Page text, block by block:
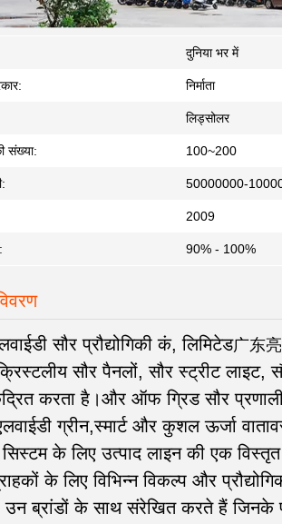
एक संदेश छोड़ें
दुनिया भर में
निर्माता
लिड्सोलर
संख्या: 100~200
50000000-
2009
90% - 100%
सौर प्रौद्योगिकी कं, लिमिटेड广东
सौर पैनलों, सौर स्ट्रीट
करता है।और ऑफ ग्रिड सौर
ग्रीन,स्मार्ट और कुशल ऊर्जा
के लिए उत्पाद लाइन की एक
के लिए विभिन्न विकल्प और
ब्रांडों के साथ संरेखित करते हैं जिनके